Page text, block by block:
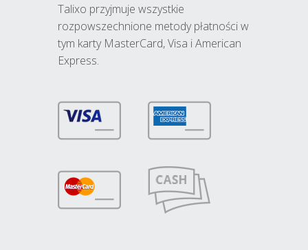
Talixo przyjmuje wszystkie
rozpowszechnione metody płatności w
tym karty MasterCard, Visa i American
Express.